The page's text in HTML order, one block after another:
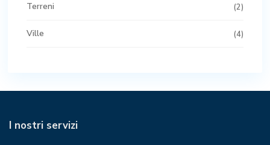
Terreni (2)
Ville (4)
I nostri servizi